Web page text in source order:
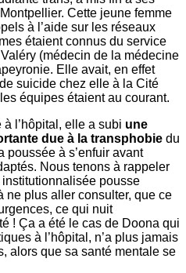
Cette jeune femme
à l’aide sur les réseaux
étaient connus du service
(médecin de la médecine
Elle avait, en effet
suicide chez elle à la Cité
équipes étaient au courant.
l’hôpital, elle a subi une
due à la transphobie du
poussée à s’enfuir avant
Nous tenons à rappeler
pousse
ne plus aller consulter, que ce
ce qui nuit
! Ça a été le cas de Doona qui
à l’hôpital, n’a plus jamais
alors que sa santé mentale se